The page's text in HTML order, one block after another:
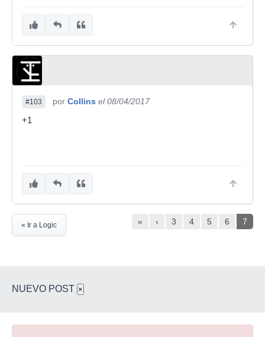
#103 por Collins el 08/04/2017
+1
« ‹ 3 4 5 6 7
« Ir a Logic
NUEVO POST ×